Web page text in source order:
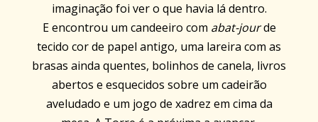
imaginação foi ver o que havia lá dentro.
E encontrou um candeeiro com abat-jourde
tecido cor de papel antigo, uma lareira com as
brasas ainda quentes, bolinhos de canela, livros
abertos e esquecidos sobre um cadeirão
aveludado e um jogo de xadrez em cima da